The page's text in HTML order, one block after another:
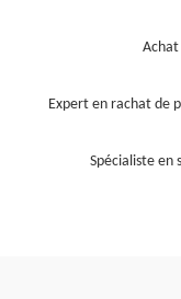
Expert en rachat de
Spécialiste en